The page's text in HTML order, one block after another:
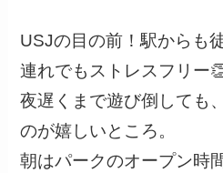
USJの目の前！駅からも
連れでもストレスフリー
夜遅くまで遊び倒しても
のが嬉しいところ。
朝はパークのオープン時